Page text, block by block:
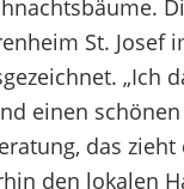
St. Josef
„Ich
einen
das
den lokalen